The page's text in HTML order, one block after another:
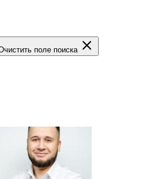
поле поиска